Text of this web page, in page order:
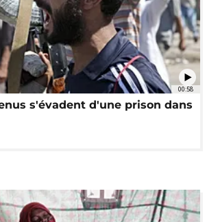
00:58
s'évadent d'une prison dans